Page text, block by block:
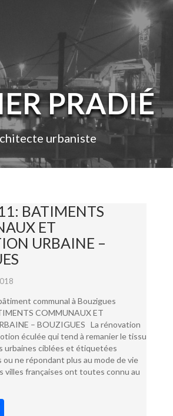
PRADIÉ
urbaniste
BATIMENTS
ET
URBAINE –
communal à Bouzigues
COMMUNAUX ET
– BOUZIGUES La rénovation
éculée qui tend à remanier le tissu
urbaines ciblées et étiquetées
ou ne répondant plus au mode de vie
villes françaises ont toutes connu au